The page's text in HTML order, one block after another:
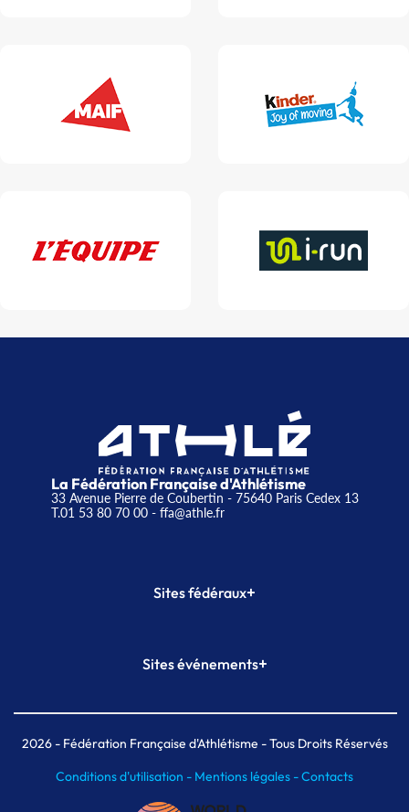
La Fédération Française d'Athlétisme
33 Avenue Pierre de Coubertin - 75640 Paris Cedex 13
T.01 53 80 70 00- ffa@athle.fr
Sites fédéraux+
Plateforme Formation
Sites événements+
Meeting de Paris indoor
MAIF Ekiden de Paris
2026- Fédération Française d'Athlétisme - Tous Droits Réservés
Conditions d'utilisation - Mentions légales -Contacts